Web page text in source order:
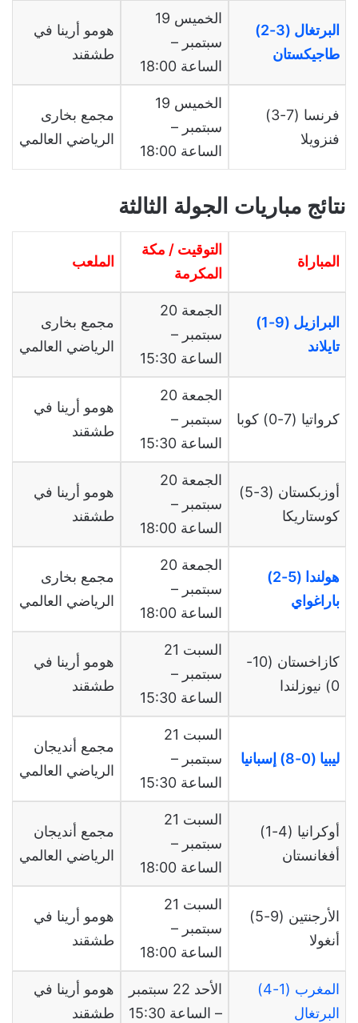
البرتغال (3-2)
طاجيكستان
الخميس 19
سبتمبر –
الساعة 18:00
هومو أرينا في
طشقند
فرنسا (7-3)
فنزويلا
الخميس 19
سبتمبر –
الساعة 18:00
مجمع بخارى
الرياضي العالمي
نتائج مباريات الجولة الثالثة
المباراة
التوقيت / مكة
المكرمة
الملعب
البرازيل (9-1)
تايلاند
الجمعة 20
سبتمبر –
الساعة 15:30
مجمع بخارى
الرياضي العالمي
كرواتيا (7-0) كوبا
الجمعة 20
سبتمبر –
الساعة 15:30
هومو أرينا في
طشقند
أوزبكستان (3-5)
كوستاريكا
الجمعة 20
سبتمبر –
الساعة 18:00
هومو أرينا في
طشقند
هولندا (5-2)
باراغواي
الجمعة 20
سبتمبر –
الساعة 18:00
مجمع بخارى
الرياضي العالمي
كازاخستان (10-
0) نيوزلندا
السبت 21
سبتمبر –
الساعة 15:30
هومو أرينا في
طشقند
ليبيا (0-8) إسبانيا
السبت 21
سبتمبر –
الساعة 15:30
مجمع أنديجان
الرياضي العالمي
أوكرانيا (4-1)
أفغانستان
السبت 21
سبتمبر –
الساعة 18:00
مجمع أنديجان
الرياضي العالمي
الأرجنتين (9-5)
أنغولا
السبت 21
سبتمبر –
الساعة 18:00
هومو أرينا في
طشقند
المغرب (1-4)
البرتغال
الأحد 22 سبتمبر
– الساعة 15:30
هومو أرينا في
طشقند